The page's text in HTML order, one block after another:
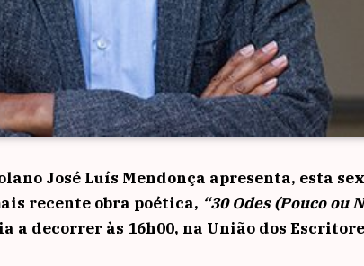
José Luís Mendonça apresenta, esta
recente obra poética, “30 Odes (Pouco ou
a decorrer às 16h00, na União dos